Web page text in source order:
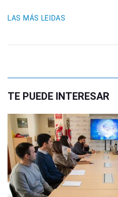
LAS MÁS LEIDAS
TE PUEDE INTERESAR